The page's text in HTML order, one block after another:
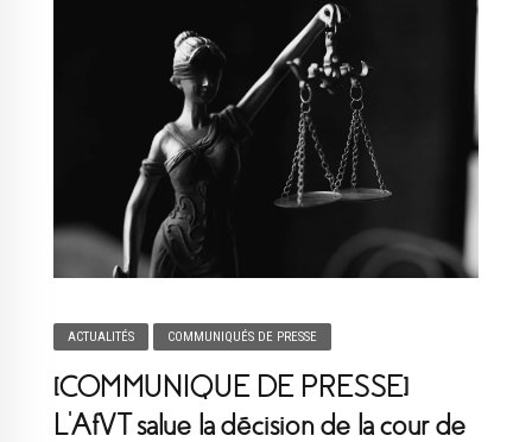
ACTUALITÉS COMMUNIQUÉS DE PRESSE
[COMMUNIQUE DE PRESSE]
L’AfVT salue la décision de la cour de